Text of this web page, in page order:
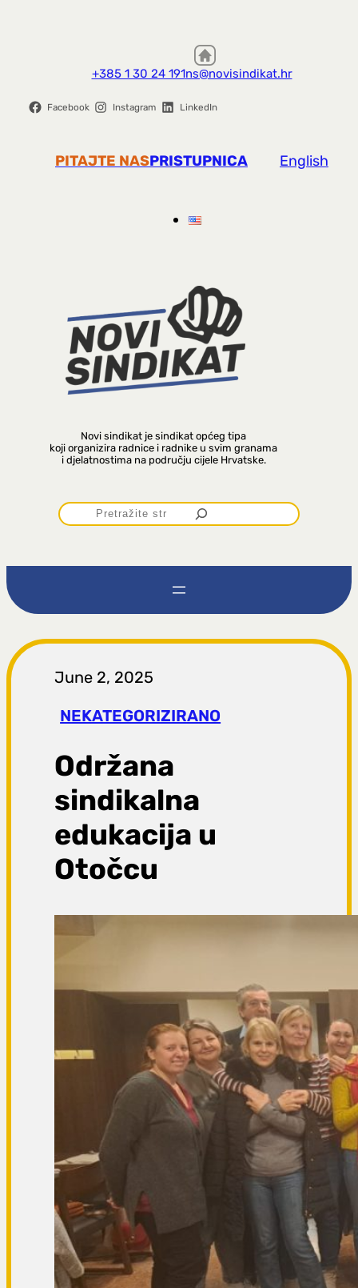
+385 1 30 24 191ns@novisindikat.hr
Facebook Instagram LinkedIn
PITAJTE NASPRISTUPNICA English
Novi sindikat je sindikat općeg tipa
koji organizira radnice i radnike u svim granama
i djelatnostima na području cijele Hrvatske.
P
r
t
r
a
g
a
June 2, 2025
NEKATEGORIZIRANO
Održana
sindikalna
edukacija u
Otočcu